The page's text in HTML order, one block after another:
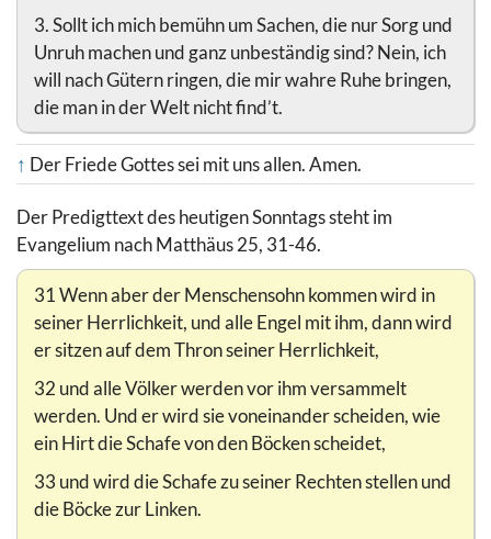
3. Sollt ich mich bemühn um Sachen, die nur Sorg und
Unruh machen und ganz unbeständig sind? Nein, ich
will nach Gütern ringen, die mir wahre Ruhe bringen,
die man in der Welt nicht find’t.
↑ Der Friede Gottes sei mit uns allen. Amen.
Der Predigttext des heutigen Sonntags steht im
Evangelium nach Matthäus 25, 31-46.
31 Wenn aber der Menschensohn kommen wird in
seiner Herrlichkeit, und alle Engel mit ihm, dann wird
er sitzen auf dem Thron seiner Herrlichkeit,
32 und alle Völker werden vor ihm versammelt
werden. Und er wird sie voneinander scheiden, wie
ein Hirt die Schafe von den Böcken scheidet,
33 und wird die Schafe zu seiner Rechten stellen und
die Böcke zur Linken.